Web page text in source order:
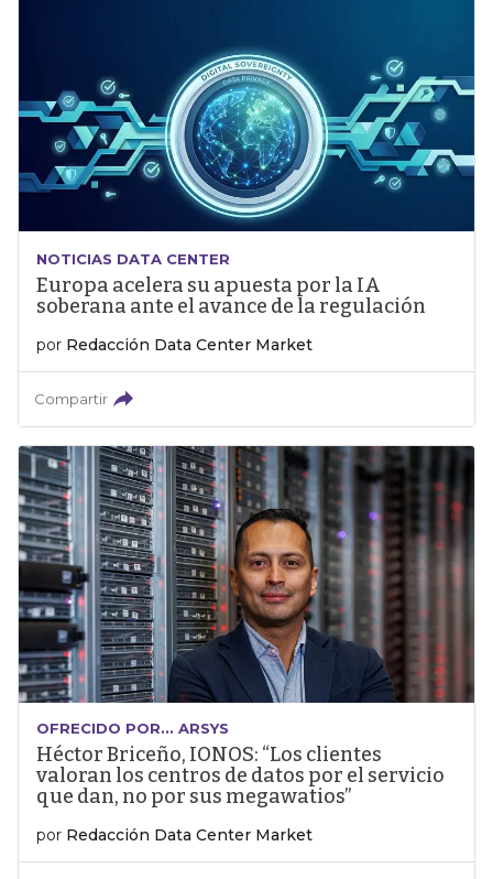
NOTICIAS DATA CENTER
Europa acelera su apuesta por la IA
soberana ante el avance de la regulación
por Redacción Data Center Market
Compartir
OFRECIDO POR... ARSYS
Héctor Briceño, IONOS: “Los clientes
valoran los centros de datos por el servicio
que dan, no por sus megawatios”
por Redacción Data Center Market